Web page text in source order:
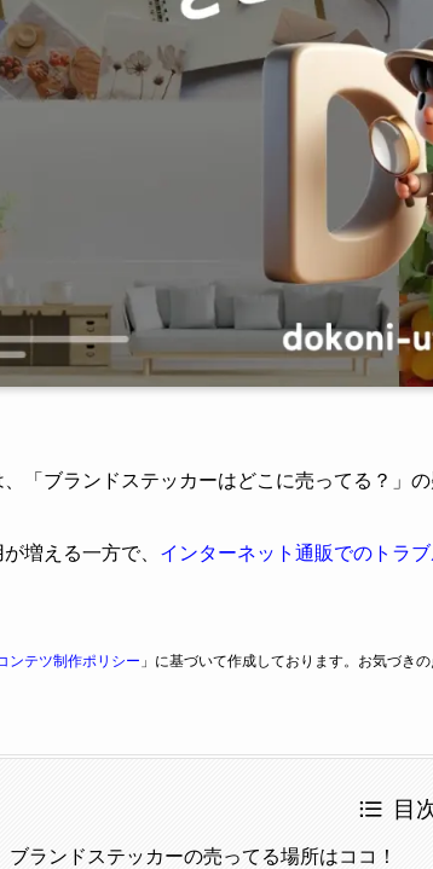
「ブランドステッカーはどこに売ってる？」
増える一方で、 インターネット通販でのトラ
ンテツ制作ポリシー 」に基づいて作成しております。お気づきの
目
ブランドステッカーの売ってる場所はココ！